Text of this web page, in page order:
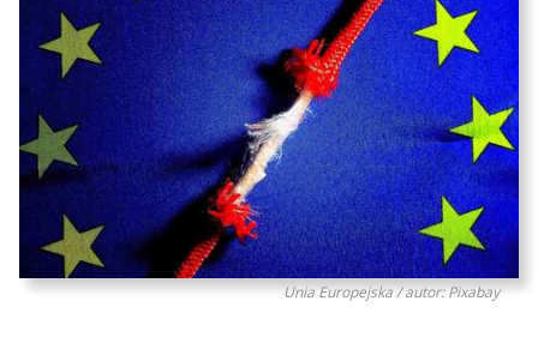
Unia Europejska / autor: Pixabay